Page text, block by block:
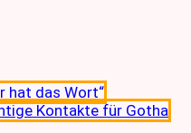
hat das Wort“
Kontakte für Gotha